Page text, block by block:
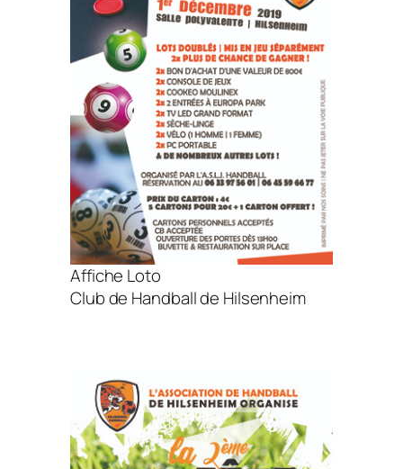
Affiche Loto
Club de Handball de Hilsenheim